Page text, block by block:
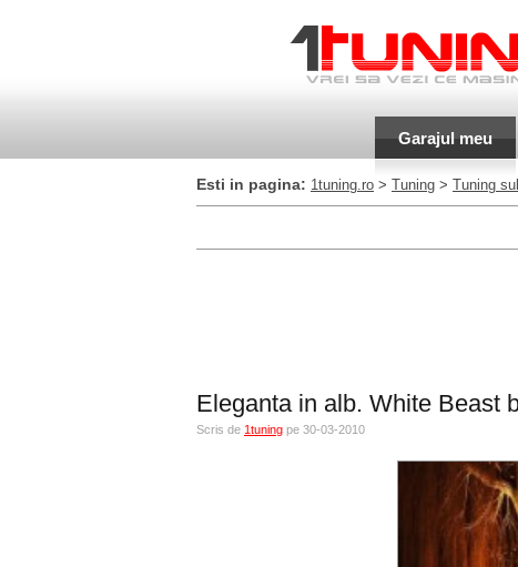
Garajul meu
Esti in pagina: 1tuning.ro > Tuning > Tuning
Eleganta in alb. White Beast
Scris de 1tuning pe 30-03-2010